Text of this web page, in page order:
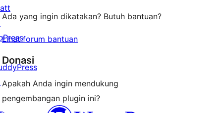
Ada yang ingin dikatakan? Butuh bantuan?
Lihat forum bantuan
Donasi
Apakah Anda ingin mendukung
pengembangan plugin ini?